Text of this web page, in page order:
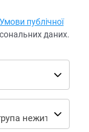
Умови публічної
даних.